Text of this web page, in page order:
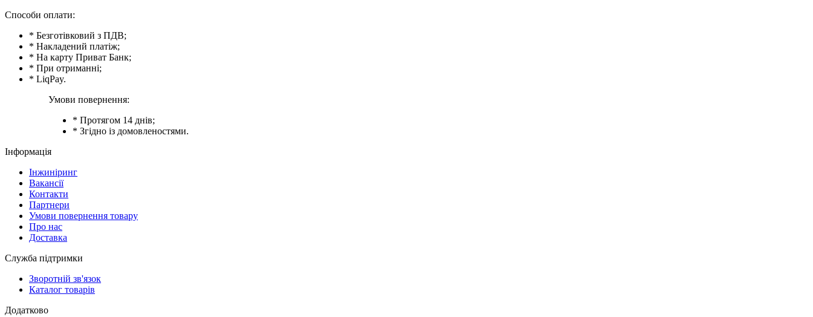
Способи оплати:
* Безготівковий з ПДВ;
* Накладений платіж;
* На карту Приват Банк;
* При отриманні;
* LiqPay.
Умови повернення:
* Протягом 14 днів;
* Згідно із домовленостями.
Інформація
Інжиніринг
Вакансії
Контакти
Партнери
Умови повернення товару
Про нас
Доставка
Служба підтримки
Зворотній зв'язок
Каталог товарів
Додатково